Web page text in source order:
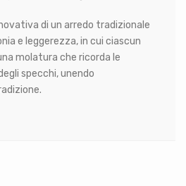
di un arredo tradizionale
e leggerezza, in cui ciascun
molatura che ricorda le
specchi, unendo